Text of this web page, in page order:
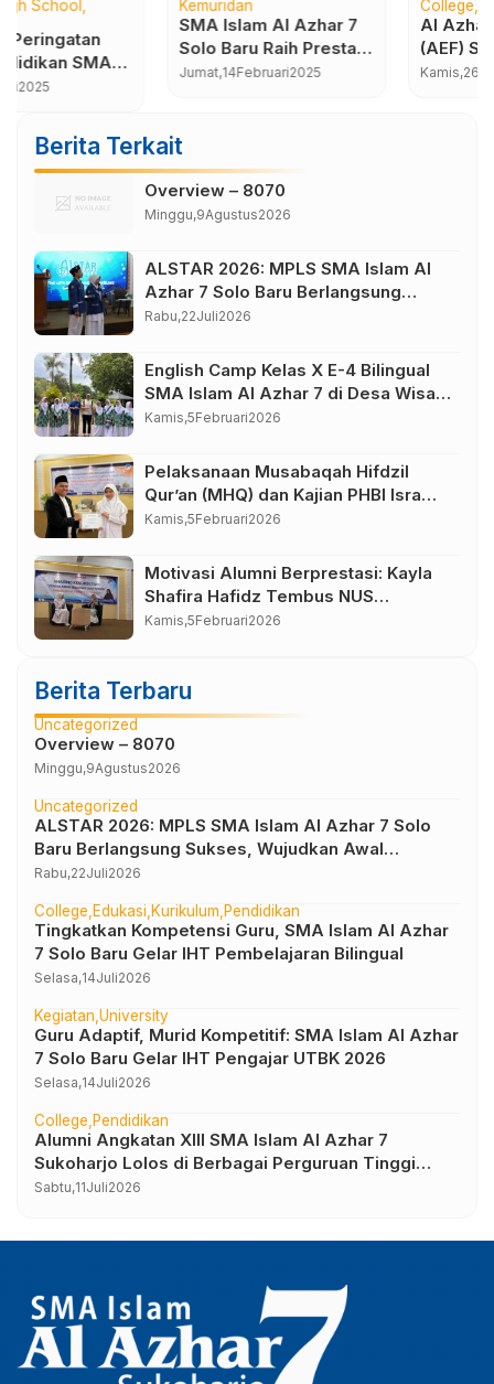
Kemuridan
SMA Islam Al Azhar 7
Solo Baru Raih Prestasi
di Festival dan Lomba
Kreasi Al Azhar
Jumat, 14Februari
Al Azhar Education Fair
(AEF) SMA Islam Al
Azhar 7 Solo Baru 2024
Kamis,26 2024
Berita Terkait
Overview – 8070
Minggu,9Agustus2026
ALSTAR 2026: MPLS SMA Islam Al
Azhar 7 Solo Baru Berlangsung
Sukses, Wujudkan Awal Perjalanan
Rabu,22Juli2026
English Camp Kelas X E-4 Bilingual
SMA Islam Al Azhar 7 di Desa Wisata
Bahasa Borobudur Magelang
Kamis,5Februari2026
Pelaksanaan Musabaqah Hifdzil
Qur’an (MHQ) dan Kajian PHBI Isra
Mi’raj SMA Islam Al Azhar 7
Kamis,5Februari2026
Motivasi Alumni Berprestasi: Kayla
Shafira Hafidz Tembus NUS
Singapura
Kamis,5Februari2026
Berita Terbaru
Uncategorized
Overview – 8070
Minggu,9Agustus2026
Uncategorized
ALSTAR 2026: MPLS SMA Islam Al Azhar 7 Solo
Baru Berlangsung Sukses, Wujudkan Awal
Perjalanan Peserta Didik yang Berkarakter
Rabu,22Juli2026
College Edukasi Kurikulum Pendidikan
Tingkatkan Kompetensi Guru, SMA Islam Al Azhar
7 Solo Baru Gelar IHT Pembelajaran Bilingual
Selasa,14Juli2026
Kegiatan University
Guru Adaptif, Murid Kompetitif: SMA Islam Al Azhar
7 Solo Baru Gelar IHT Pengajar UTBK 2026
Selasa,14Juli2026
College Pendidikan
Alumni Angkatan XIII SMA Islam Al Azhar 7
Sukoharjo Lolos di Berbagai Perguruan Tinggi
Negeri dan Luar Negeri
Sabtu,11Juli2026